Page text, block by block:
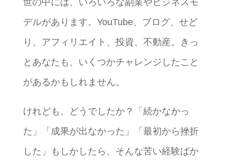
世の中には、いろいろな副業やビジネスモ
デルがあります。YouTube、ブログ、せど
り、アフィリエイト、投資、不動産。きっ
とあなたも、いくつかチャレンジしたこと
があるかもしれません。
けれども、どうでしたか？「続かなかっ
た」「成果が出なかった」「最初から挫折
した」もしかしたら、そんな苦い経験ばか